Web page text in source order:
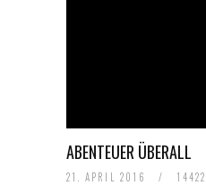
ABENTEUER ÜBERALL
21. APRIL 2016 /